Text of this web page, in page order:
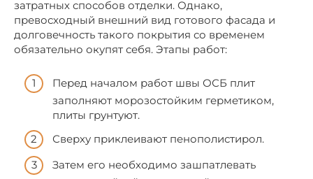
затратных способов отделки. Однако,
превосходный внешний вид готового фасада и
долговечность такого покрытия со временем
обязательно окупят себя. Этапы работ:
Перед началом работ швы ОСБ плит
заполняют морозостойким герметиком,
плиты грунтуют.
Сверху приклеивают пенополистирол.
Затем его необходимо зашпатлевать